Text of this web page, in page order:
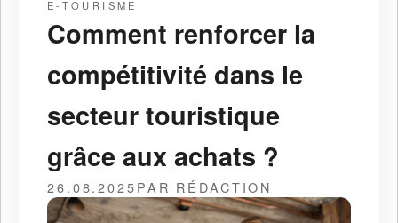
E-TOURISME
Comment renforcer la
compétitivité dans le
secteur touristique
grâce aux achats ?
26.08.2025PAR RÉDACTION